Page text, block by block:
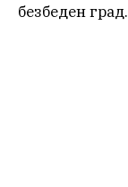
безбеден град.